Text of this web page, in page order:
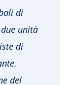
di
unità
di
del